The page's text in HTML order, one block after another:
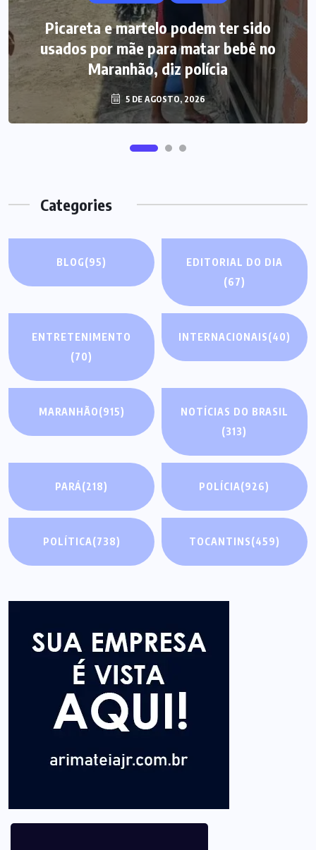
Picareta e martelo podem ter sido
usados por mãe para matar bebê no
Maranhão, diz polícia
5 DE AGOSTO, 2026
Categories
BLOG(95)
EDITORIAL DO DIA
(67)
ENTRETENIMENTO
(70)
INTERNACIONAIS(40)
MARANHÃO(915)
NOTÍCIAS DO BRASIL
(313)
PARÁ(218) POLÍCIA(926)
POLÍTICA(738) TOCANTINS(459)